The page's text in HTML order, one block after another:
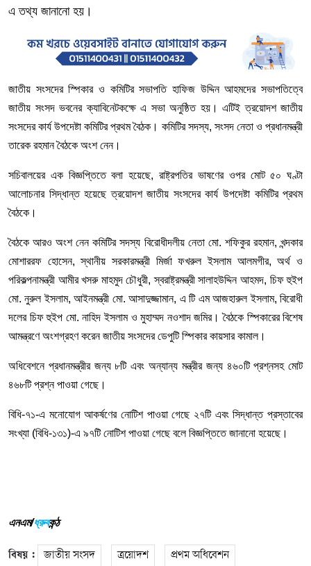
এ তথ্য জানানো হয়।
জাতীয় সংসদের স্পিকার ও কমিটির সভাপতি হাফিজ উদ্দিন আহমদের সভাপতিত্বে
জাতীয় সংসদ ভবনের ক্যাবিনেটকক্ষে এ সভা অনুষ্ঠিত হয়। এটিই ত্রয়োদশ জাতীয়
সংসদের কার্য উপদেষ্টা কমিটির প্রথম বৈঠক। কমিটির সদস্য, সংসদ নেতা ও প্রধানমন্ত্রী
তারেক রহমান বৈঠকে অংশ নেন।
সচিবালয়ের এক বিজ্ঞপ্তিতে বলা হয়েছে,রাষ্ট্রপতির ভাষণের ওপর মোট ৫০ ঘণ্টা
আলোচনার সিদ্ধান্ত হয়েছে ত্রয়োদশ জাতীয় সংসদের কার্য উপদেষ্টা কমিটির প্রথম
বৈঠকে।
বৈঠকে আরও অংশ নেন কমিটির সদস্য বিরোধীদলীয় নেতা মো. শফিকুর রহমান,খন্দকার
মোশাররফ হোসেন,স্থানীয় সরকারমন্ত্রী মির্জা ফখরুল ইসলাম আলমগীর,অর্থ ও
পরিকল্পনামন্ত্রী আমীর খসরু মাহমুদ চৌধুরী,স্বরাষ্ট্রমন্ত্রী সালাহউদ্দিন আহমদ, চিফ হুইপ
মো.নুরুল ইসলাম,আইনমন্ত্রী মো.আসাদুজ্জামান, এ টি এম আজহারুল ইসলাম,বিরোধী
দলের চিফ হুইপ মো.নাহিদ ইসলাম ও মুহাম্মদ নওশাদ জমির। বৈঠকে স্পিকারের বিশেষ
আমন্ত্রণে অংশগ্রহণ করেন জাতীয় সংসদের ডেপুটি স্পিকার কায়সার কামাল।
অধিবেশনে প্রধানমন্ত্রীর জন্য ৮টি এবং অন্যান্য মন্ত্রীর জন্য ৪৬০টি প্রশ্নসহ মোট
৪৬৮টি প্রশ্ন পাওয়া গেছে।
বিধি-৭১-এ মনোযোগ আকর্ষণের নোটিশ পাওয়া গেছে ২৭টি এবং সিদ্ধান্ত প্রস্তাবের
সংখ্যা (বিধি-১৩১)-এ ৯৭টি নোটিশ পাওয়া গেছে বলে বিজ্ঞপ্তিতে জানানো হয়েছে।
এনএম/ধ্রুবকন্ঠ
বিষয় : জাতীয় সংসদ ত্রয়োদশ প্রথম অধিবেশন